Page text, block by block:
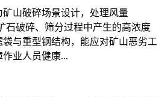
山破碎场景设计，处理风量
石破碎、筛分过程中产生的高浓度
与重型钢结构，能应对矿山恶劣工
业人员健康...